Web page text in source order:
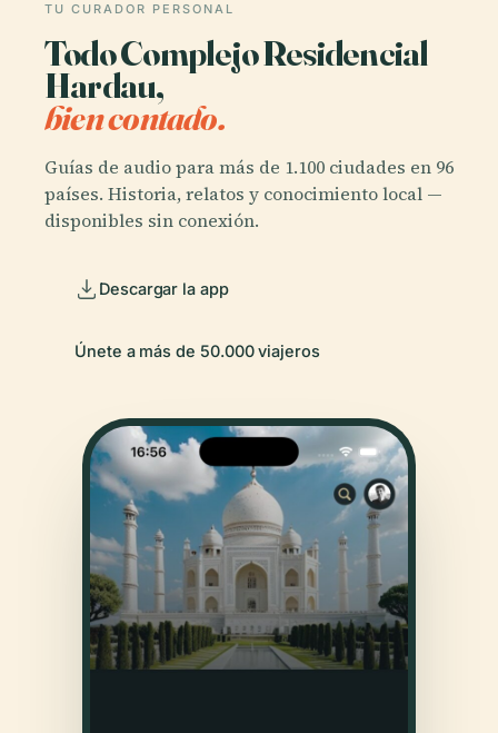
TU CURADOR PERSONAL
Todo Complejo Residencial
Hardau,
bien contado.
Guías de audio para más de 1.100 ciudades en 96
países. Historia, relatos y conocimiento local —
disponibles sin conexión.
Descargar la app
Únete a más de 50.000 viajeros